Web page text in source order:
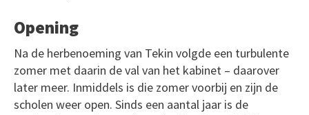
Opening
Na de herbenoeming van Tekin volgde een turbulente
zomer met daarin de val van het kabinet – daarover
later meer. Inmiddels is die zomer voorbij en zijn de
scholen weer open. Sinds een aantal jaar is de